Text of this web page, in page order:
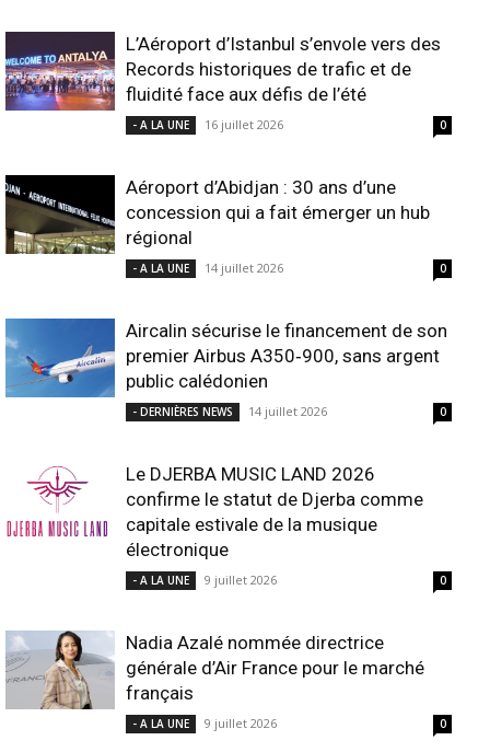
L’Aéroport d’Istanbul s’envole vers des
Records historiques de trafic et de
fluidité face aux défis de l’été
- A LA UNE 16 juillet 2026 0
Aéroport d’Abidjan : 30 ans d’une
concession qui a fait émerger un hub
régional
- A LA UNE 14 juillet 2026 0
Aircalin sécurise le financement de son
premier Airbus A350‑900, sans argent
public calédonien
- DERNIÈRES NEWS 14 juillet 2026 0
Le DJERBA MUSIC LAND 2026
confirme le statut de Djerba comme
capitale estivale de la musique
électronique
- A LA UNE 9 juillet 2026 0
Nadia Azalé nommée directrice
générale d’Air France pour le marché
français
- A LA UNE 9 juillet 2026 0